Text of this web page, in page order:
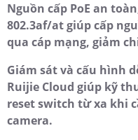
Nguồn cấp PoE an
802.3af/at giúp cấp
qua cáp mạng, giảm
Giám sát và cấu hình
Ruijie Cloud giúp kỹ
reset switch từ xa khi
camera.